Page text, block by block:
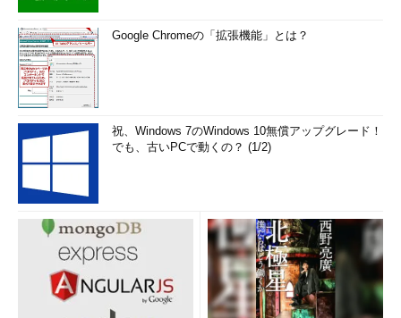
Google Chromeの「拡張機能」とは？
祝、Windows 7のWindows 10無償アップグレード！
でも、古いPCで動くの？ (1/2)